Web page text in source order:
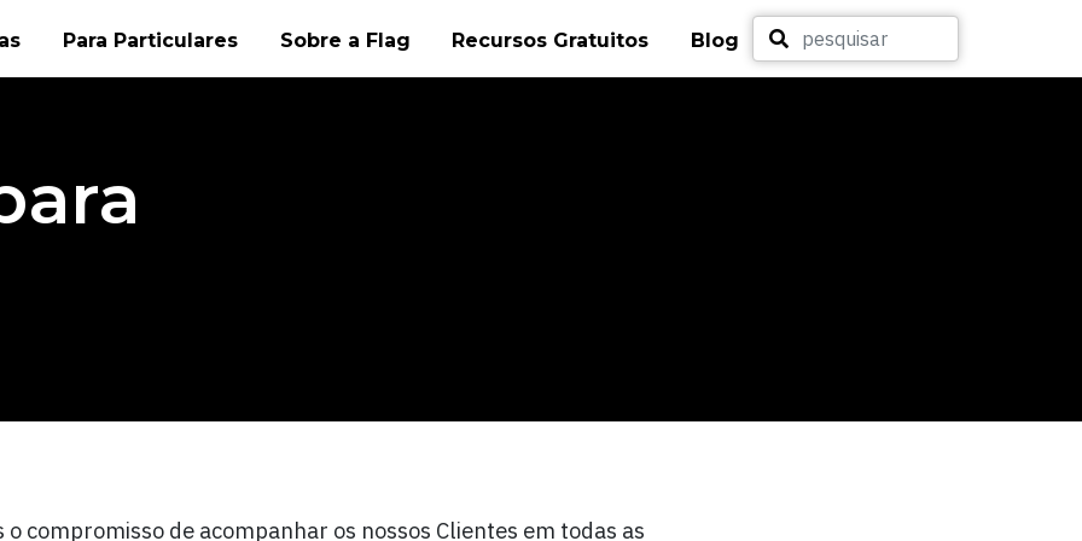
Para Particulares Sobre a Flag Recursos Gratuitos Blog
o compromisso de acompanhar os nossos Clientes em todas as